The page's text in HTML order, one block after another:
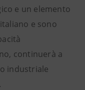
e un elemento
e sono
continuerà a
industriale